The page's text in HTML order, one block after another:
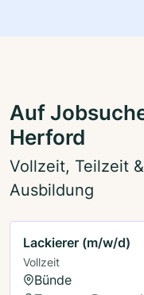
Auf
Herford
Vollzeit, Teilzeit &
Ausbildung
Lackierer (m/w/d)
Vollzeit
Bünde